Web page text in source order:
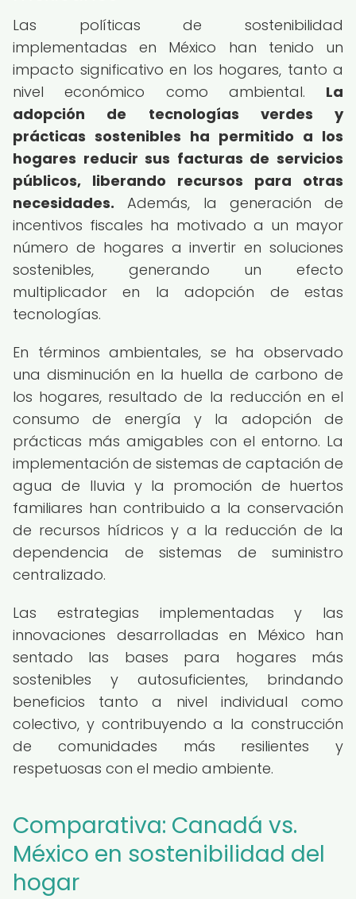
Las políticas de sostenibilidad
implementadas en México han tenido un
impacto significativo en los hogares, tanto a
nivel económico como ambiental. La
adopción de tecnologías verdes y
prácticas sostenibles ha permitido a los
hogares reducir sus facturas de servicios
públicos, liberando recursos para otras
necesidades. Además, la generación de
incentivos fiscales ha motivado a un mayor
número de hogares a invertir en soluciones
sostenibles, generando un efecto
multiplicador en la adopción de estas
tecnologías.
En términos ambientales, se ha observado
una disminución en la huella de carbono de
los hogares, resultado de la reducción en el
consumo de energía y la adopción de
prácticas más amigables con el entorno. La
implementación de sistemas de captación de
agua de lluvia y la promoción de huertos
familiares han contribuido a la conservación
de recursos hídricos y a la reducción de la
dependencia de sistemas de suministro
centralizado.
Las estrategias implementadas y las
innovaciones desarrolladas en México han
sentado las bases para hogares más
sostenibles y autosuficientes, brindando
beneficios tanto a nivel individual como
colectivo, y contribuyendo a la construcción
de comunidades más resilientes y
respetuosas con el medio ambiente.
Comparativa: Canadá vs.
México en sostenibilidad del
hogar